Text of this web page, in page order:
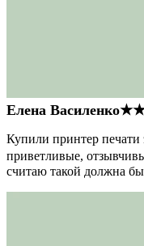
Елена Василенко
Купили принтер печати
приветливые,
считаю такой должна